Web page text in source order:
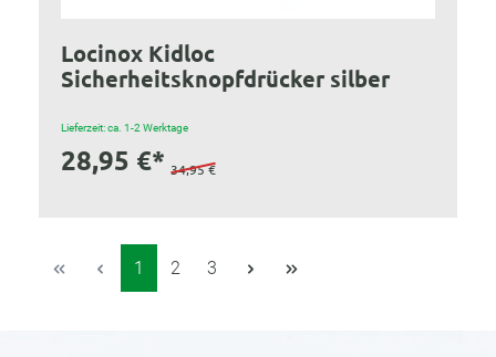
Locinox Kidloc
Sicherheitsknopfdrücker silber
Lieferzeit: ca. 1-2 Werktage
28,95 €* 34,95 €
Seite
1 Seite
2 Seite
3